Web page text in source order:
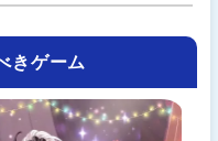
きゲーム